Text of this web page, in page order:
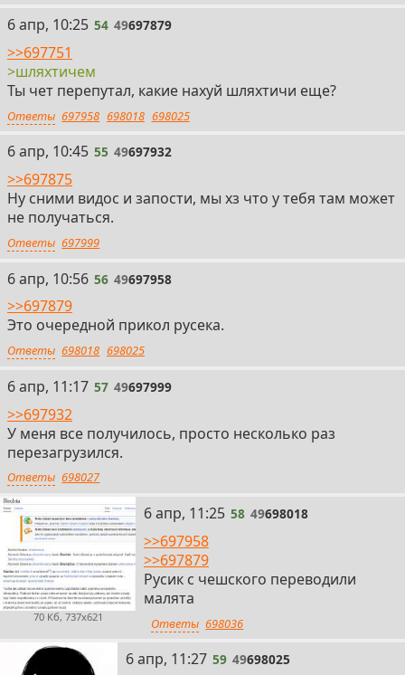
54
6 апр, 10:25 54 49697879
>>697751
>шляхтичем
Ты чет перепутал, какие нахуй шляхтичи еще?
Ответы 697958 698018 698025
55
6 апр, 10:45 55 49697932
>>697875
Ну сними видос и запости, мы хз что у тебя там может
не получаться.
Ответы 697999
56
6 апр, 10:56 56 49697958
>>697879
Это очередной прикол русека.
Ответы 698018 698025
57
6 апр, 11:17 57 49697999
>>697932
У меня все получилось, просто несколько раз
перезагрузился.
Ответы 698027
70 Кб, 737x621
58
6 апр, 11:25 58 49698018
>>697958
>>697879
Русик с чешского переводили
малята
Ответы 698036
59
6 апр, 11:27 59 49698025